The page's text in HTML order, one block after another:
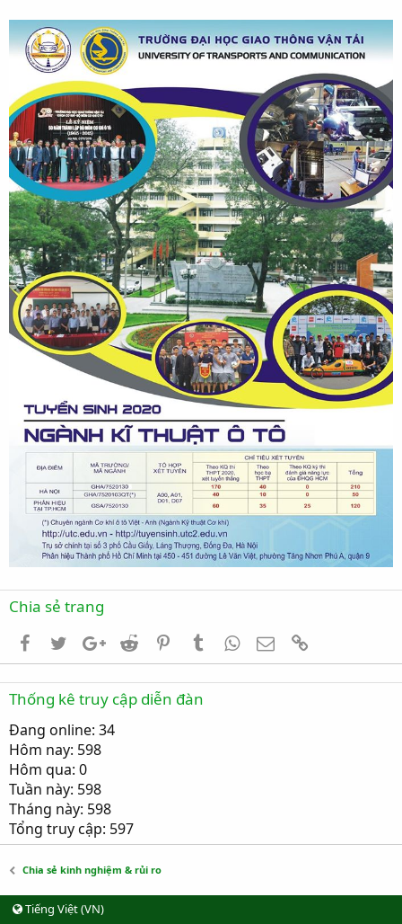
Chia sẻ trang
FacebookTwitterGoogle+
Reddit PinterestTumblrWhatsApp
Email
Thống kê truy cập diễn đàn
Đang online: 34
Hôm nay: 598
Hôm qua: 0
Tuần này: 598
Tháng này: 598
Tổng truy cập: 597
Chia sẻ kinh nghiệm & rủi ro
Tiếng Việt (VN)